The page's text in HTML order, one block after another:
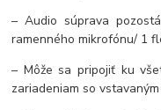
– Audio súprava
ramenného mikrofónu/ 1
– Môže sa pripojiť ku
zariadeniam so